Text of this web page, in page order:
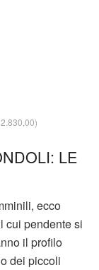
LE
ecco
cui pendente si
il profilo
dei piccoli